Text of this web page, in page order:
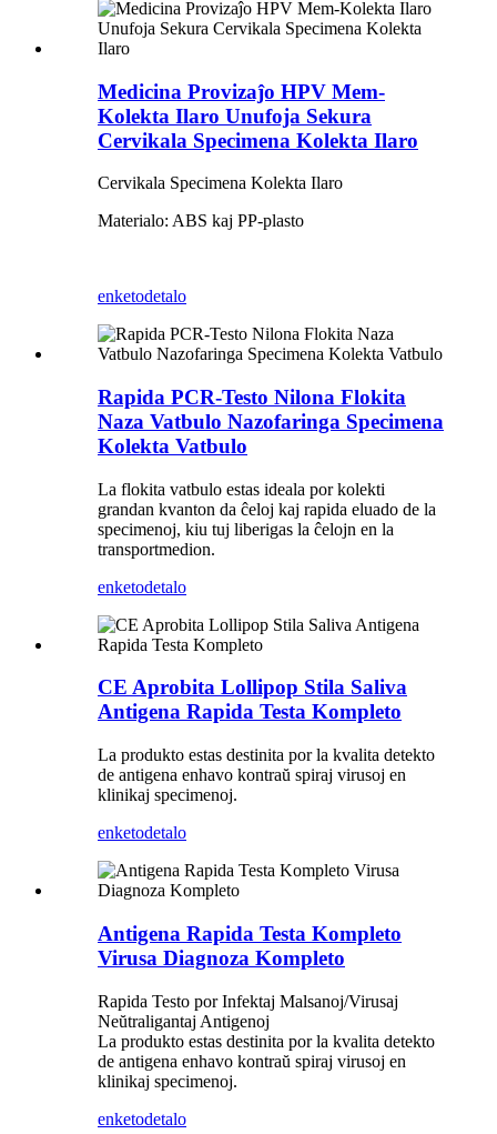
Medicina Provizaĵo HPV Mem-
Kolekta Ilaro Unufoja Sekura
Cervikala Specimena Kolekta Ilaro
Cervikala Specimena Kolekta Ilaro
Materialo: ABS kaj PP-plasto
enketodetalo
Rapida PCR-Testo Nilona Flokita
Naza Vatbulo Nazofaringa Specimena
Kolekta Vatbulo
La flokita vatbulo estas ideala por kolekti
grandan kvanton da ĉeloj kaj rapida eluado de la
specimenoj, kiu tuj liberigas la ĉelojn en la
transportmedion.
enketodetalo
CE Aprobita Lollipop Stila Saliva
Antigena Rapida Testa Kompleto
La produkto estas destinita por la kvalita detekto
de antigena enhavo kontraŭ spiraj virusoj en
klinikaj specimenoj.
enketodetalo
Antigena Rapida Testa Kompleto
Virusa Diagnoza Kompleto
Rapida Testo por Infektaj Malsanoj/Virusaj
Neŭtraligantaj Antigenoj
La produkto estas destinita por la kvalita detekto
de antigena enhavo kontraŭ spiraj virusoj en
klinikaj specimenoj.
enketodetalo